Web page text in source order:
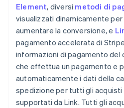
Element, diversi metodi di
visualizzati dinamicamente
aumentare la conversione, e
pagamento accelerata di
informazioni di pagamento del
che effettua un pagamento e
automaticamente i dati della
spedizione per tutti gli acquisti
supportati da Link. Tutti gli